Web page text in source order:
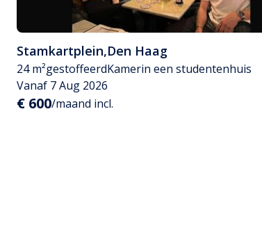
Stamkartplein,Den Haag
24 m²gestoffeerdKamerin een studentenhuis
Vanaf 7 Aug 2026
€ 600/maand incl.